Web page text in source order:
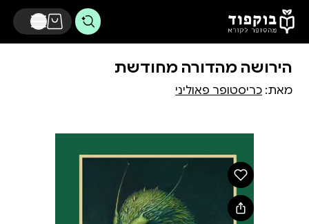
דלג לתוכן הראשי
הירושה מהדורה מחודשת
מאת: כריסטופר פאוליני